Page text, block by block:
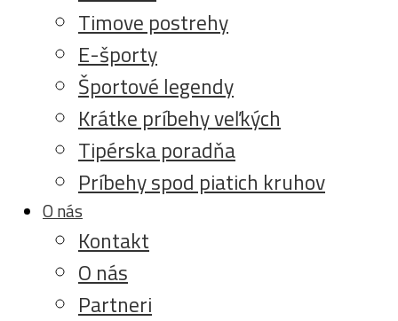
Timove postrehy
E-športy
Športové legendy
Krátke príbehy veľkých
Tipérska poradňa
Príbehy spod piatich kruhov
O nás
Kontakt
O nás
Partneri